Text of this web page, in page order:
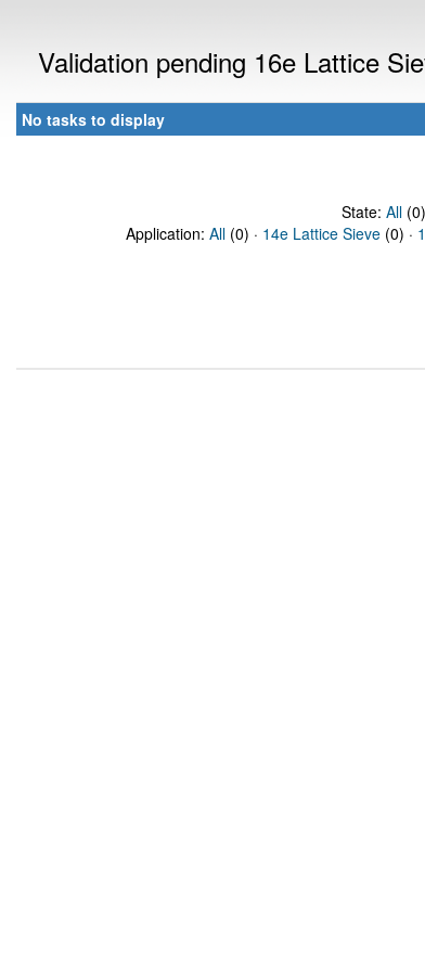
Validation pending 16e Lattice
No tasks to display
State: All(0)
Application: All (0) · 14e Lattice Sieve (0) ·